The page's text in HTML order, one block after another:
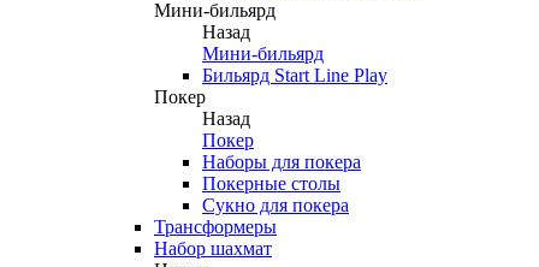
Мини-бильярд
Назад
Мини-бильярд
Бильярд Start Line Play
Покер
Назад
Покер
Наборы для покера
Покерные столы
Сукно для покера
Трансформеры
Набор шахмат